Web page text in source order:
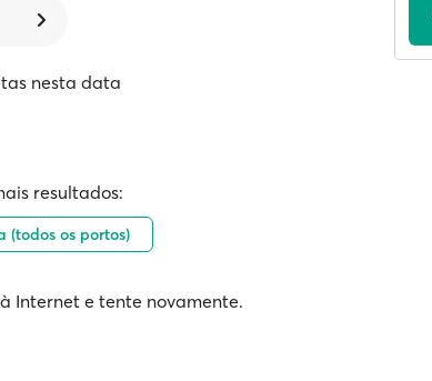
nesta data
resultados:
(todos os portos)
Internet e tente novamente.